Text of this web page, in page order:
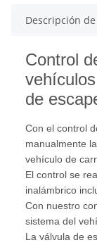
Descripción
Control
de
Con el control
manualmente
vehículo de
El control se
inalámbrico
Con nuestro
sistema del
La válvula de